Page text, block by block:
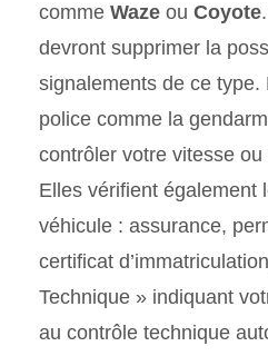
comme Waze ou Coyote
devront supprimer la
signalements de ce type.
police comme la
contrôler votre vitesse ou
Elles vérifient également
véhicule : assurance,
certificat
Technique » indiquant
au contrôle technique